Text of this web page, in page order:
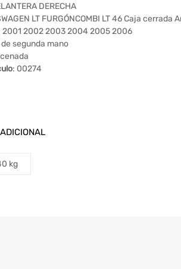
DERECHA
LT FURGÓNCOMBI LT 46 Caja cerrada
2001 2002 2003 2004 2005 2006
segunda mano
: 00274
kg